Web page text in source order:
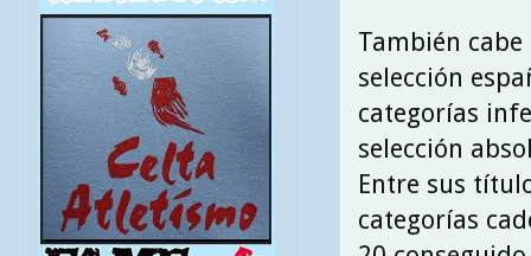
También
selección
categorías
selección
Entre sus
categorías